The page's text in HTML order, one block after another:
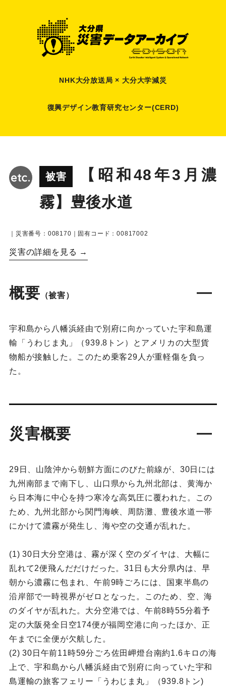
NHK大分放送局 × 大分大学減災
復興デザイン教育研究センター(CERD)
被害
【昭和48年3月濃
霧】豊後水道
｜災害番号：008170｜固有コード：00817002
災害の詳細を見る →
概要 （被害）
宇和島から八幡浜経由で別府に向かっていた宇和島運
輸「うわじま丸」（939.8トン）とアメリカの大型貨
物船が接触した。このため乗客29人が重軽傷を負っ
た。
災害概要
29日、山陰沖から朝鮮方面にのびた前線が、30日には
九州南部まで南下し、山口県から九州北部は、黄海か
ら日本海に中心を持つ寒冷な高気圧に覆われた。この
ため、九州北部から関門海峡、周防灘、豊後水道一帯
にかけて濃霧が発生し、海や空の交通が乱れた。
(1) 30日大分空港は、霧が深く空のダイヤは、大幅に
乱れて2便飛んだだけだった。31日も大分県内は、早
朝から濃霧に包まれ、午前9時ごろには、国東半島の
沿岸部で一時視界がゼロとなった。このため、空、海
のダイヤが乱れた。大分空港では、午前8時55分着予
定の大阪発全日空174便が福岡空港に向ったほか、正
午までに全便が欠航した。
(2) 30日午前11時59分ごろ佐田岬燈台南約1.6キロの海
上で、宇和島から八幡浜経由で別府に向っていた宇和
島運輸の旅客フェリー「うわじま丸」（939.8トン)